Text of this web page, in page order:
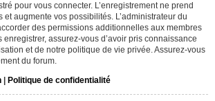
pour vous connecter. L’enregistrement ne prend
augmente vos possibilités. L’administrateur du
des permissions additionnelles aux membres
enregistrer, assurez-vous d’avoir pris connaissance
et de notre politique de vie privée. Assurez-vous
du forum.
Politique de confidentialité